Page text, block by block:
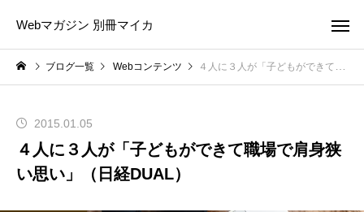
Webマガジン 別冊マイカ
ブログ一覧 Webコンテンツ ４人に３人が「子どもができて職場で肩身狭い思い」（日経DUAL）
2015.01.05
４人に３人が「子どもができて職場で肩身狭
い思い」（日経DUAL）